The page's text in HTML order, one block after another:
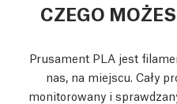
CZEGO
Prusament PLA jest
nas, na miejscu. Cały
monitorowany i